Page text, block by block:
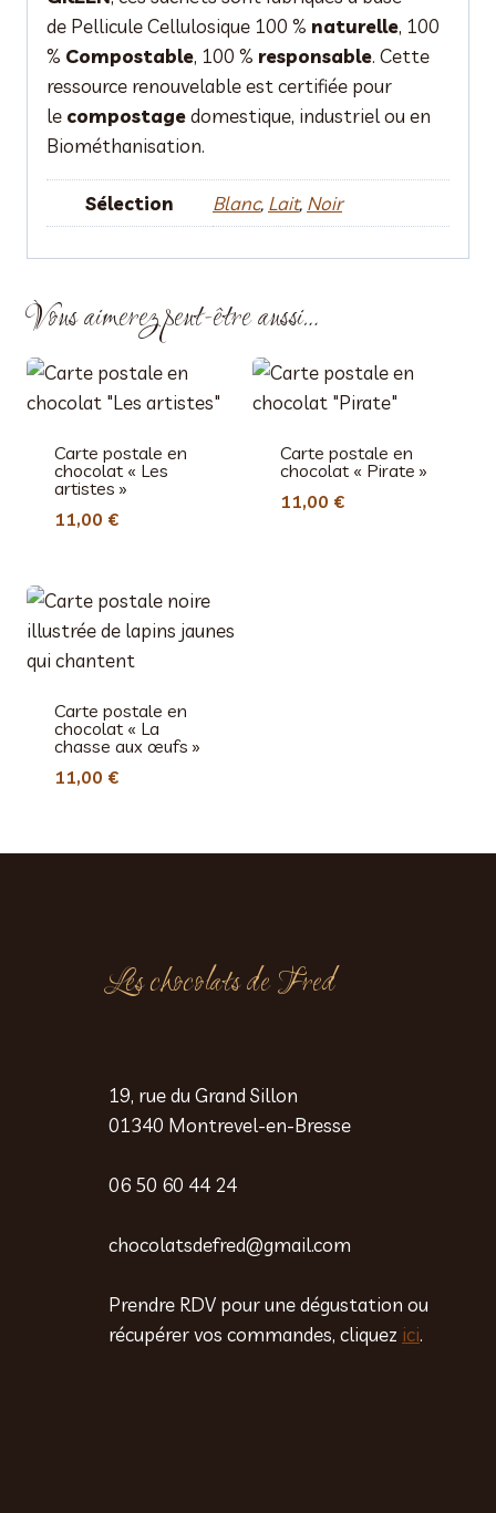
de Pellicule Cellulosique 100 % naturelle, 100
% Compostable, 100 % responsable. Cette
ressource renouvelable est certifiée pour
le compostagedomestique, industriel ou en
Biométhanisation.
Sélection Blanc, Lait, Noir
Vous aimerez peut-être aussi…
Carte postale en
chocolat « Les
artistes »
11,00 €
Carte postale en
chocolat « Pirate »
11,00 €
Carte postale en
chocolat « La
chasse aux œufs »
11,00 €
Les chocolats de Fred
19, rue du Grand Sillon
01340 Montrevel-en-Bresse
06 50 60 44 24
chocolatsdefred@gmail.com
Prendre RDV pour une dégustation ou
récupérer vos commandes, cliquez ici.